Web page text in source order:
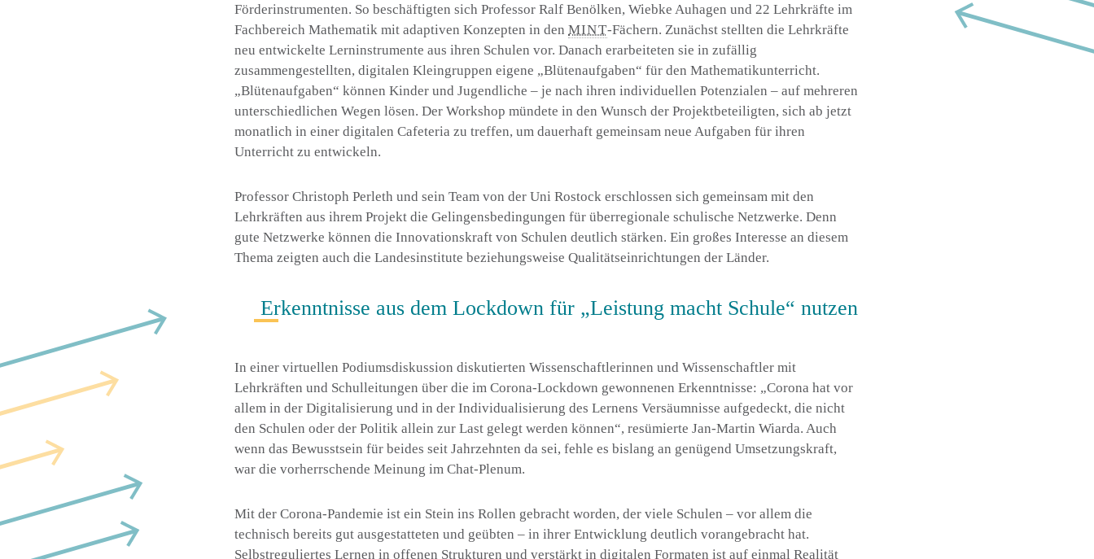
Förderinstrumenten. So beschäftigten sich Professor Ralf Benölken, Wiebke Auhagen und 22 Lehrkräfte im
Fachbereich Mathematik mit adaptiven Konzepten in den MINT-Fächern. Zunächst stellten die Lehrkräfte
neu entwickelte Lerninstrumente aus ihren Schulen vor. Danach erarbeiteten sie in zufällig
zusammengestellten, digitalen Kleingruppen eigene „Blütenaufgaben“ für den Mathematikunterricht.
„Blütenaufgaben“ können Kinder und Jugendliche – je nach ihren individuellen Potenzialen – auf mehreren
unterschiedlichen Wegen lösen. Der Workshop mündete in den Wunsch der Projektbeteiligten, sich ab jetzt
monatlich in einer digitalen Cafeteria zu treffen, um dauerhaft gemeinsam neue Aufgaben für ihren
Unterricht zu entwickeln.
Professor Christoph Perleth und sein Team von der Uni Rostock erschlossen sich gemeinsam mit den
Lehrkräften aus ihrem Projekt die Gelingensbedingungen für überregionale schulische Netzwerke. Denn
gute Netzwerke können die Innovationskraft von Schulen deutlich stärken. Ein großes Interesse an diesem
Thema zeigten auch die Landesinstitute beziehungsweise Qualitätseinrichtungen der Länder.
Erkenntnisse aus dem Lockdown für „Leistung macht Schule“ nutzen
In einer virtuellen Podiumsdiskussion diskutierten Wissenschaftlerinnen und Wissenschaftler mit
Lehrkräften und Schulleitungen über die im Corona-Lockdown gewonnenen Erkenntnisse: „Corona hat vor
allem in der Digitalisierung und in der Individualisierung des Lernens Versäumnisse aufgedeckt, die nicht
den Schulen oder der Politik allein zur Last gelegt werden können“, resümierte Jan-Martin Wiarda. Auch
wenn das Bewusstsein für beides seit Jahrzehnten da sei, fehle es bislang an genügend Umsetzungskraft,
war die vorherrschende Meinung im Chat-Plenum.
Mit der Corona-Pandemie ist ein Stein ins Rollen gebracht worden, der viele Schulen – vor allem die
technisch bereits gut ausgestatteten und geübten – in ihrer Entwicklung deutlich vorangebracht hat.
Selbstreguliertes Lernen in offenen Strukturen und verstärkt in digitalen Formaten ist auf einmal Realität